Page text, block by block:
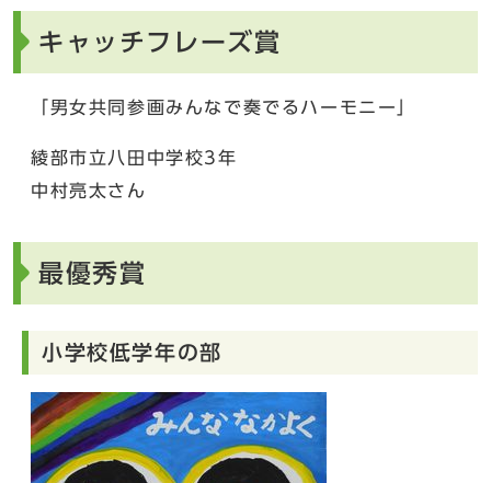
キャッチフレーズ賞
「男女共同参画みんなで奏でるハーモニー」
綾部市立八田中学校3年
中村亮太さん
最優秀賞
小学校低学年の部